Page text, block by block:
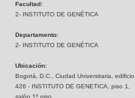
Facultad:
2- INSTITUTO DE GENÉTICA
Departamento:
2- INSTITUTO DE GENÉTICA
Ubicación:
Bogotá, D.C., Ciudad Universitaria, edificio
426 - INSTITUTO DE GENETICA, piso 1,
salón 1º piso